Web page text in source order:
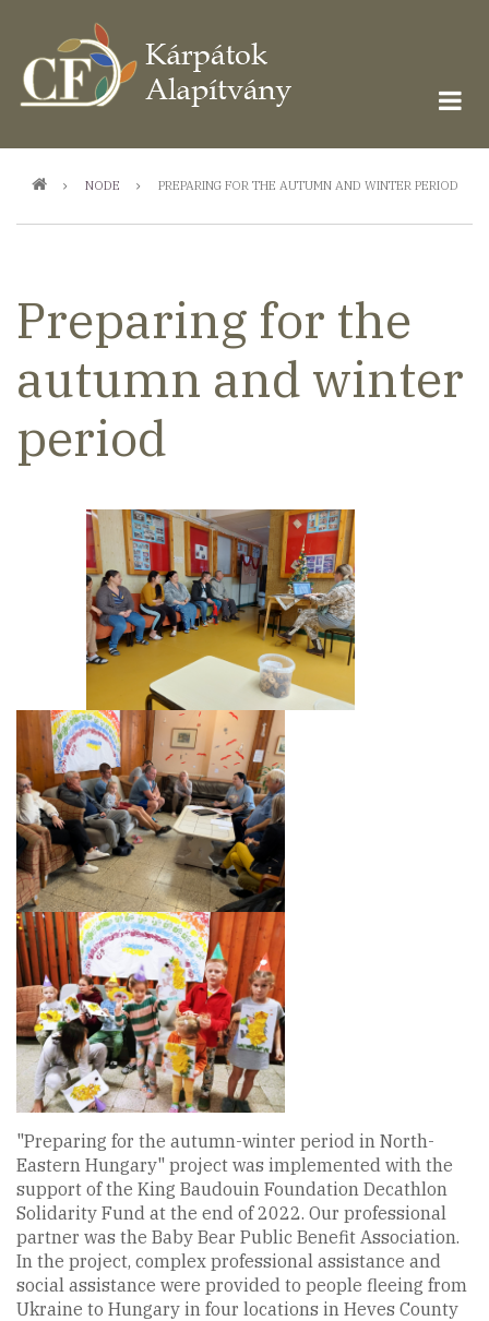
tartalomra
Morzsa
NODE PREPARING FOR THE AUTUMN AND WINTER PERIOD
Preparing for the
autumn and winter
period
"Preparing for the autumn-winter period in North-
Eastern Hungary" project was implemented with the
support of the King Baudouin Foundation Decathlon
Solidarity Fund at the end of 2022. Our professional
partner was the Baby Bear Public Benefit Association.
In the project, complex professional assistance and
social assistance were provided to people fleeing from
Ukraine to Hungary in four locations in Heves County